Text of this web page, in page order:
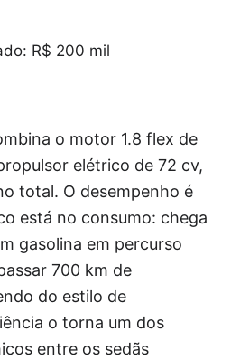
R$ 200 mil
o motor 1.8 flex de
elétrico de 72 cv,
total. O desempenho é
está no consumo: chega
gasolina em percurso
700 km de
do estilo de
o torna um dos
entre os sedãs